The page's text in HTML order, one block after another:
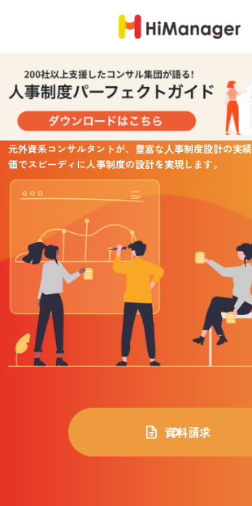
ウルトラ人事制度設計
元外資系コンサルタントが、豊富な⼈事制度設計の実
価でスピーディに人事制度の設計を実現します。
資料請求